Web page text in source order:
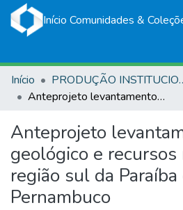
Início Comunidades &
Início
Anteprojeto levantamento geológico e recursos minerais da região sul da Paraíba e norte de Pernambuco
Anteprojeto
geológico e recursos
região sul da
Pernambuco